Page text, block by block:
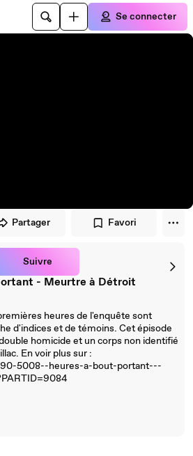
Se connecter
Partager Favori
Suivre
- Meurtre à Détroit
heures de l'enquête sont
d'indices et de témoins. Cet épisode
homicide et un corps non identifié
En voir plus sur :
5008--heures-a-bout-portant---